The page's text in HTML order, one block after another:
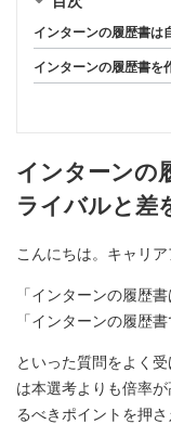
インターンの履歴書は
インターンの履歴書を
インターンの
ライバルと差
こんにちは。キャリ
「インターンの履歴
「インターンの履歴
といった質問をよく
は本選考よりも倍率
るべきポイントを押